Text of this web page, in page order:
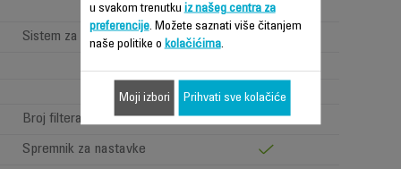
Sistem za čišćenje četke
Washable filters
Broj filtera
2
Spremnik za nastavke
u svakom trenutku iz našeg centra za
preferencije. Možete saznati više čitanjem
naše politike o kolačićima.
Moji izbori Prihvati sve kolačiće